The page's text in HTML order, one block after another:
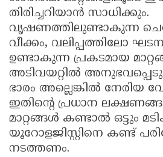
തിരിച്ചറിയാൻ സാധിക്കും.
വൃഷണത്തിലുണ്ടാകുന്ന
വീക്കം, വലിപ്പത്തിലോ
ഉണ്ടാകുന്ന പ്രകടമായ
അടിവയറ്റിൽ
ഭാരം അല്ലെങ്കിൽ നേരിയ
ഇതിന്റെ പ്രധാന
മാറ്റങ്ങൾ കണ്ടാൽ ഒട്ടും
യൂറോളജിസ്റ്റിനെ കണ്ട്
നടത്തണം.